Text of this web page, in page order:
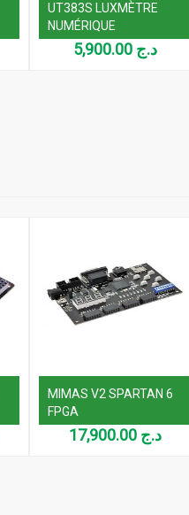
UT383S LUXMÈTRE
NUMÉRIQUE
د.ج 5,900.00
MIMAS V2 SPARTAN 6
FPGA
د.ج 17,900.00